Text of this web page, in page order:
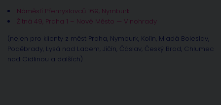
Náměstí Přemyslovců 169, Nymburk
Žitná 49, Praha 1 – Nové Město — Vinohrady
(nejen pro klienty z měst Praha, Nymburk, Kolín, Mladá Boleslav,
Poděbrady, Lysá nad Labem, Jíčín, Čáslav, Český Brod, Chlumec
nad Cidlinou a dalších)